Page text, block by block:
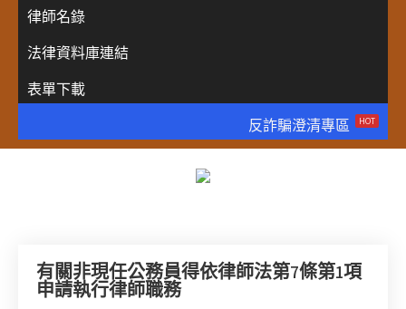
律師名錄
法律資料庫連結
表單下載
反詐騙澄清專區
HOT
有關非現任公務員得依律師法第7條第1項
申請執行律師職務